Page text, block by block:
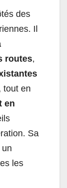
des
Il
routes,
tout en
en
Sa
les